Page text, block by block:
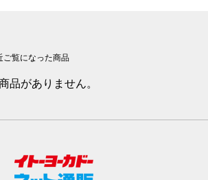
ご覧になった商品
品がありません。